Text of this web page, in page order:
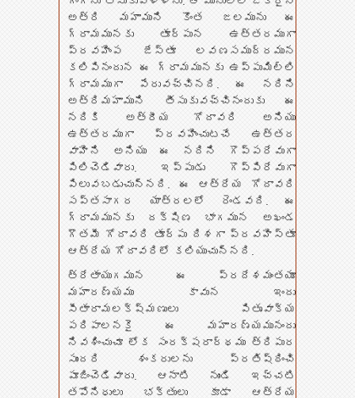
అత్రి మహాముని కొంత జలమును ఈ
గ్రామమునకు తూర్పున ఉత్తరముగా
ప్రవహింప జేస్తూ లవణసముద్రమున
కలిపినందున ఈ గ్రామమునకు ఉప్పుమిల్లి
గ్రామముగా పేరువచ్చినది. ఈ నదిని
అత్రిమహాముని తీసుకువచ్చినందుకు ఈ
నదికి అత్రీయ గోదావరి అనియు
ఉత్తరముగా ప్రవహించుటచే ఉత్తర
వాహిని అనియు ఈ నదిని గొప్పరేవుగా
పిలిచెడివారు. ఇప్పుడు గొప్పిరేవుగా
పిలువబడుచున్నది. ఈ ఆత్రేయ గోదావరి
సప్తసాగర యాత్రలలో రెండవది. ఈ
గ్రామమునకు దక్షిణ భాగమున అఖండ
గౌతమీ గోదావరి తూర్పు దిశగా ప్రవహిస్తూ
ఆత్రేయ గోదావరిలో కలియుచున్నది.
త్రేతాయుగమున ఈ ప్రదేశమంతయూ
మహారణ్యము కావున ఇందు
సీతారామలక్ష్మణులు పితృవాక్య
పరిపాలనకై ఈ మహారణ్యమునందు
నివశించుచూ లోక సంరక్షరార్థము త్రిపుర
సుందరి శంకరులను ప్రతిష్ఠించి
పూజించెడివారు. ఆనాటి నుండి ఇచ్చటి
తపోనిధులు భక్తులు కూడా ఆత్రేయ